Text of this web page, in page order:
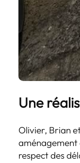
Une
Olivier, Brian
aménagement
respect des